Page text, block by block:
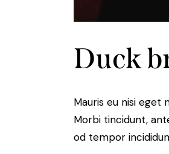
Duck
Mauris eu nisi eget
Morbi tincidunt,
od tempor